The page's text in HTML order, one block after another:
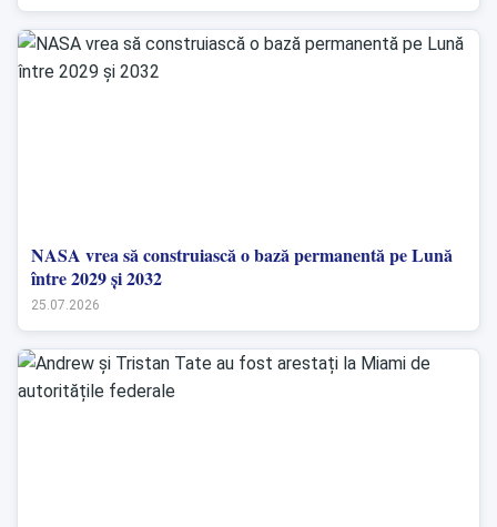
NASA vrea să construiască o bază permanentă pe Lună
între 2029 și 2032
25.07.2026